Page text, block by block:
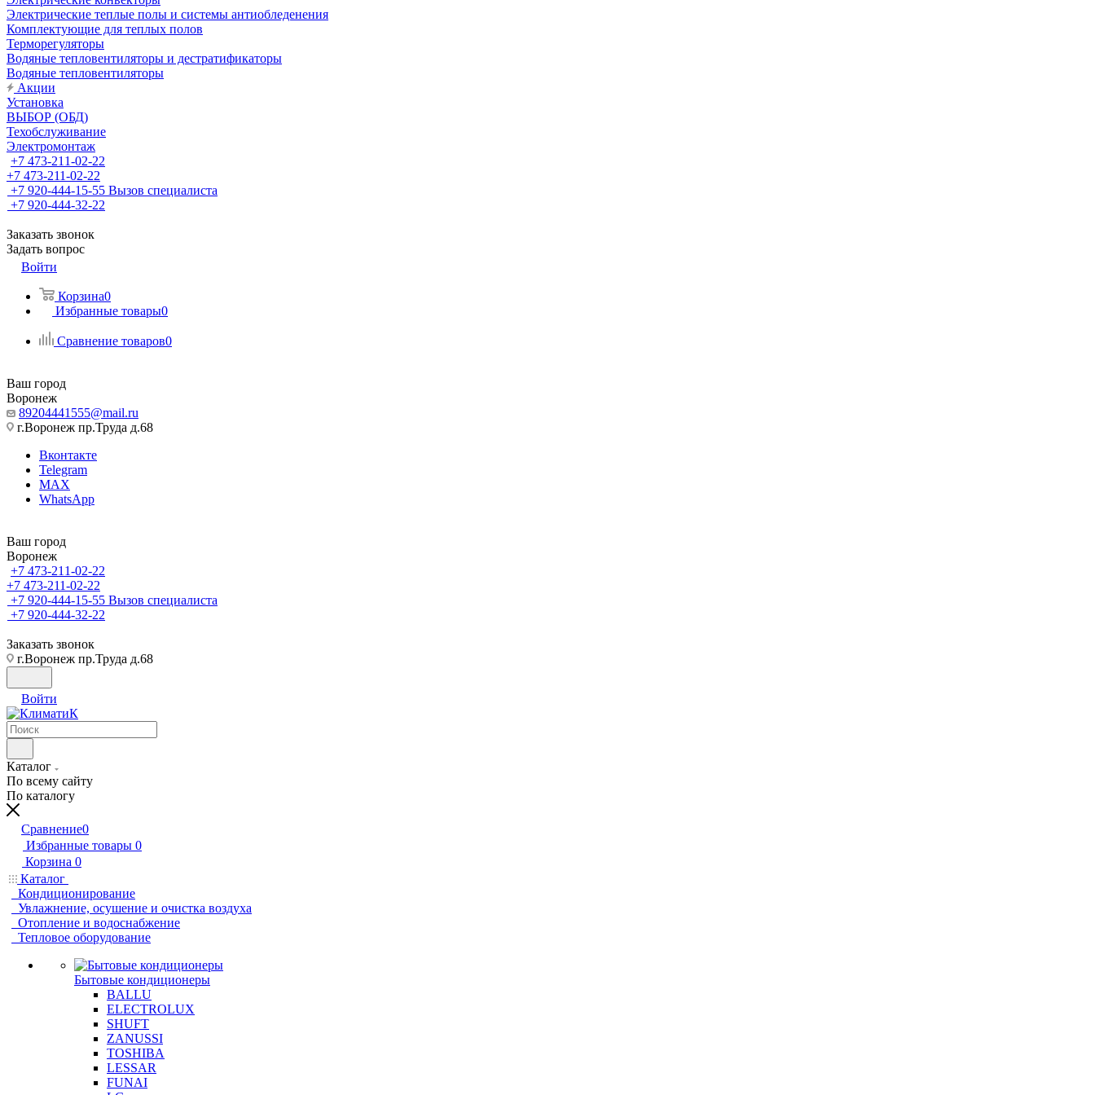
Электрические теплые полы и системы антиобледенения
Комплектующие для теплых полов
Терморегуляторы
Водяные тепловентиляторы и дестратификаторы
Водяные тепловентиляторы
Акции
Установка
ВЫБОР (ОБД)
Техобслуживание
Электромонтаж
+7 473-211-02-22
+7 473-211-02-22
+7 920-444-15-55 Вызов специалиста
+7 920-444-32-22
Заказать звонок
Задать вопрос
Войти
Корзина0
Избранные товары0
Сравнение товаров0
Ваш город
Воронеж
89204441555@mail.ru
г.Воронеж пр.Труда д.68
Вконтакте
Telegram
MAX
WhatsApp
Ваш город
Воронеж
+7 473-211-02-22
+7 473-211-02-22
+7 920-444-15-55 Вызов специалиста
+7 920-444-32-22
Заказать звонок
г.Воронеж пр.Труда д.68
Войти
Каталог
По всему сайту
По каталогу
Сравнение0
Избранные товары 0
Корзина 0
Каталог
Кондиционирование
Увлажнение, осушение и очистка воздуха
Отопление и водоснабжение
Тепловое оборудование
Бытовые кондиционеры
BALLU
ELECTROLUX
SHUFT
ZANUSSI
TOSHIBA
LESSAR
FUNAI